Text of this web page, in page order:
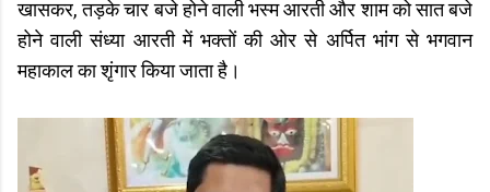
खासकर, तड़के चार बजे होने वाली भस्म आरती और शाम को सात बजे
होने वाली संध्या आरती में भक्तों की ओर से अर्पित भांग से भगवान
महाकाल का शृंगार किया जाता है।